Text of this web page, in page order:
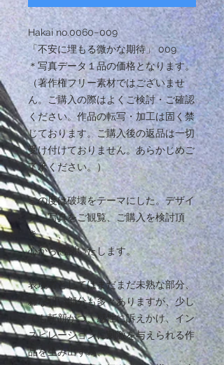
Hakai no.0060−009
「不安に埋もる微かな期待」 009
＊写真データ１品の価格となります。
（著作権フリー素材ではございませ
ん。ご購入の際はよくご検討・ご確認
ください。作品の転写・加工は固く禁
じております。ご購入後の返品は一切
受け付けておりません。あらかじめご
了承ください。）
この度は破壊をテーマにした。デザイ
ン、写真をご観覧、ご購入を検討頂
き、、、
心から感謝いたします。
表現者としてはまだまだ未熟な部分、
雑な粗い部分も多々ありますが、少し
でも斬新かつ、感性に訴えかけ、イン
スピレーションに刺激を与えられる作
品を生み出す為、